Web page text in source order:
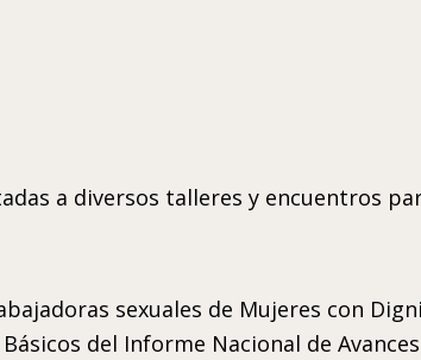
a diversos talleres y encuentros
sexuales de Mujeres con
del Informe Nacional de